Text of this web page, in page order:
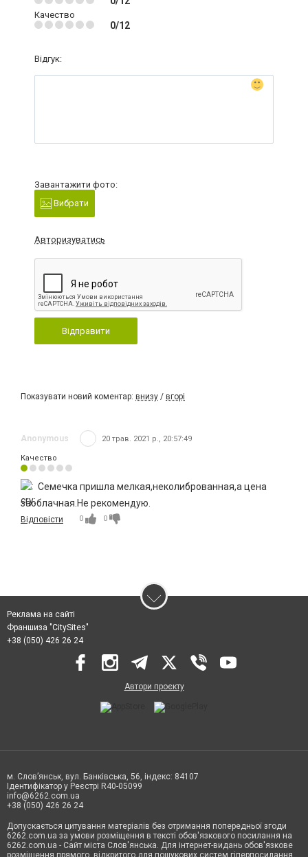
Качество
0/12
Відгук:
Завантажити фото:
Вибрати
Авторизуватись
Відправити
Показувати новий коментар: внизу / вгорі
Anonymous 20 трав. 2021 р., 20:57:49
Качество
Семечка пришла мелкая,неколиброванная,а цена
заоблачная.Не рекомендую.
Відповісти 0 0
Реклама на сайті
Франшиза "CitySites"
+38 (050) 426 26 24
Автори проєкту
м. Слов’янськ, вул. Банківська, 56, індекс: 84107
Ідентифікатор у Реєстрі R40-05099
info@6262.com.ua
+38 (050) 426 26 24
Допускається цитування матеріалів без отримання попередньої згоди
6262.com.ua за умови розміщення в тексті обов'язкового посилання на
6262.com.ua - Сайт міста Слов'янська. Для інтернет-видань обов'язкове
розміщення прямого, відкритого для пошукових систем гіперпосилання